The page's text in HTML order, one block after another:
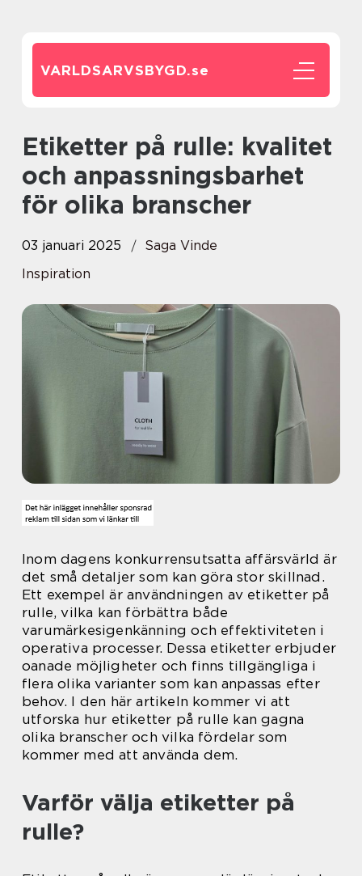
VARLDSARVSBYGD.se
Etiketter på rulle: kvalitet
och anpassningsbarhet
för olika branscher
03 januari 2025
Saga Vinde
Inspiration
Inom dagens konkurrensutsatta affärsvärld är
det små detaljer som kan göra stor skillnad.
Ett exempel är användningen av etiketter på
rulle, vilka kan förbättra både
varumärkesigenkänning och effektiviteten i
operativa processer. Dessa etiketter erbjuder
oanade möjligheter och finns tillgängliga i
flera olika varianter som kan anpassas efter
behov. I den här artikeln kommer vi att
utforska hur etiketter på rulle kan gagna
olika branscher och vilka fördelar som
kommer med att använda dem.
Varför välja etiketter på
rulle?